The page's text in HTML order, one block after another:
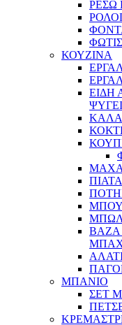
ΡΕΣΩ
ΚΟΥΖΙΝΑ
ΕΙΔΗ
ΒΑΖΑ
ΜΠΑΝΙΟ
ΣΕΤ